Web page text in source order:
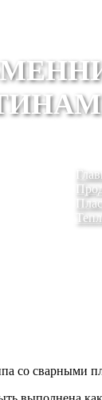
со сварными